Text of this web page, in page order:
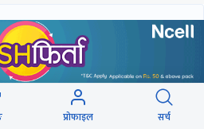
टेर्दैनन् प्रधानमन्त्री, लाचार
प्रोफाइल सर्च